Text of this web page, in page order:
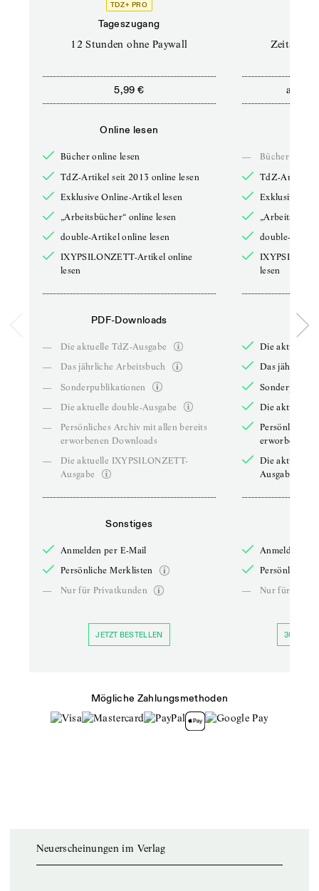
TDZ+ PRO
Tageszugang
12 Stunden ohne Paywall
5,99 €
Online lesen
Bücher online lesen
TdZ-Artikel seit 2013 online lesen
Exklusive Online-Artikel lesen
„Arbeitsbücher“ online lesen
double-Artikel online lesen
IXYPSILONZETT-Artikel online
lesen
PDF-Downloads
—
Die aktuelle TdZ-Ausgabe
—
Das jährliche Arbeitsbuch
—
Sonderpublikationen
—
Die aktuelle double-Ausgabe
—
Persönliches Archiv mit allen bereits
erworbenen Downloads
—
Die aktuelle IXYPSILONZETT-
Ausgabe
Sonstiges
Anmelden per E-Mail
Persönliche Merklisten
—
Nur für Privatkunden
JETZT BESTELLEN
ab
—
Bücher online
TdZ-Artikel
Exklusive
double-
lesen
Die aktuelle
Das jährliche
Die aktuelle
Persönliches
erworbenen
Die aktuelle
Ausgabe
Anmelden
Persönliche
—
Nur für
30 TAGE
Mögliche Zahlungsmethoden
Neuerscheinungen im Verlag